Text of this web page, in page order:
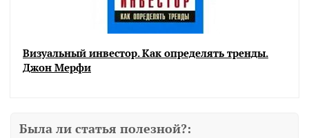
Визуальный инвестор. Как определять тренды.
Джон Мерфи
Была ли статья полезной?: